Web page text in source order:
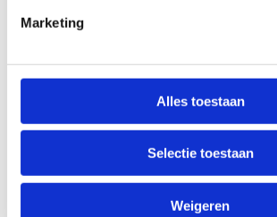
Marketing
Alles toestaan
Selectie toestaan
Weigeren